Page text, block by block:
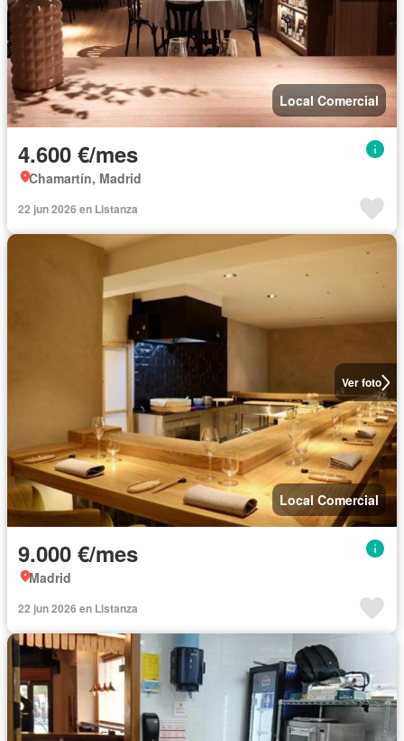
Local Comercial
4.600 €/mes
Chamartín, Madrid
22 jun 2026 en Listanza
Ver foto
Local Comercial
9.000 €/mes
Madrid
22 jun 2026 en Listanza